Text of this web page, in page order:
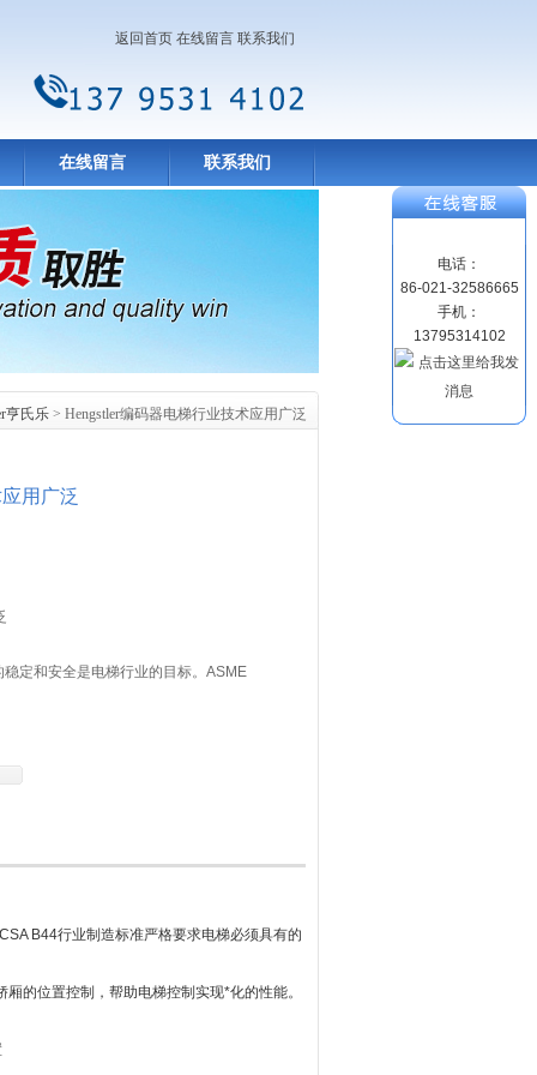
返回首页 在线留言 联系我们
在线留言 联系我们
亨氏乐 > Hengstler编码器电梯行业技术应用广泛
用广泛
定和安全是电梯行业的目标。ASME
B44行业制造标准严格要求电梯必须具有的
的位置控制，帮助电梯控制实现*化的性能。
电话：
86-021-32586665
手机：
13795314102